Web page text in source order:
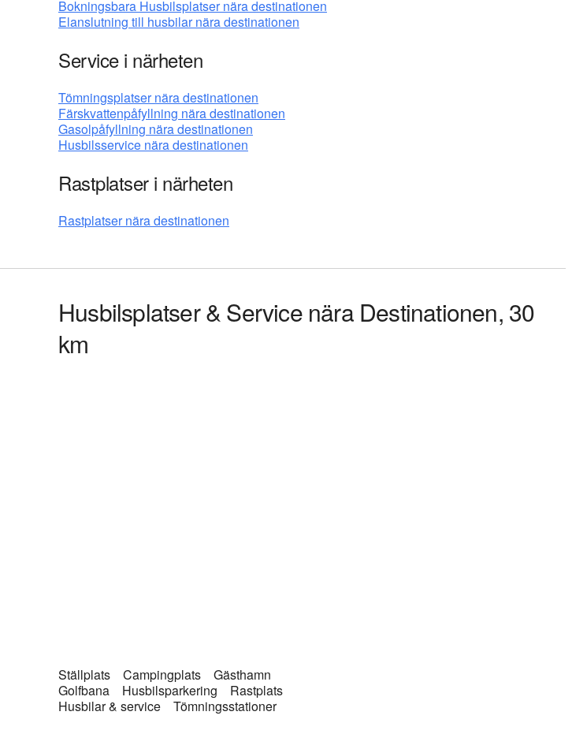
Bokningsbara Husbilsplatser nära destinationen
Elanslutning till husbilar nära destinationen
Service i närheten
Tömningsplatser nära destinationen
Färskvattenpåfyllning nära destinationen
Gasolpåfyllning nära destinationen
Husbilsservice nära destinationen
Rastplatser i närheten
Rastplatser nära destinationen
Husbilsplatser & Service nära Destinationen, 30
km
Ställplats Campingplats
Gästhamn
Golfbana
Husbilsparkering
Rastplats
Husbilar & service
Tömningsstationer